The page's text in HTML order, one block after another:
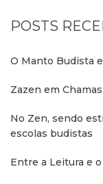
POSTS
O Manto Budista
Zazen em Chamas
No Zen, sendo
escolas budistas
Entre a Leitura e